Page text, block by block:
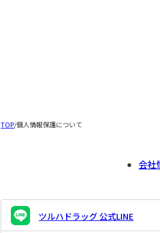
TOP/個人情報保護について
会社
ツルハドラッグ 公式LINE